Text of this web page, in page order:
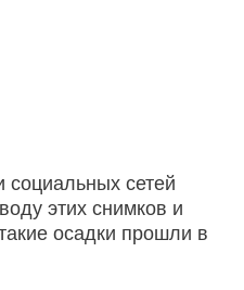
социальных сетей
этих снимков и
осадки прошли в